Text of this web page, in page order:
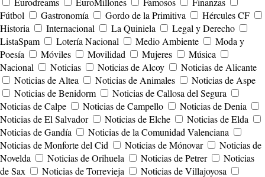
Fútbol
Gastronomía Gordo de la Primitiva
Hércules CF
Historia
Internacional La Quiniela
Legal y Derecho
ListaSpam
Lotería Nacional Medio Ambiente
Moda y
Poesía
Móviles Movilidad Mujeres
Música
Nacional
Noticias Noticias de Alcoy
Noticias de Alicante
Noticias de Altea
Noticias de Animales
Noticias de Aspe
Noticias de Benidorm
Noticias de Callosa del Segura
Noticias de Calpe
Noticias de Campello
Noticias de Denia
Noticias de El Salvador
Noticias de Elche
Noticias de Elda
Noticias de Gandía
Noticias de la Comunidad Valenciana
Noticias de Monforte del Cid
Noticias de Mónovar
Noticias de
Novelda
Noticias de Orihuela Noticias de Petrer
Noticias
de Sax
Noticias de Torrevieja Noticias de Villajoyosa